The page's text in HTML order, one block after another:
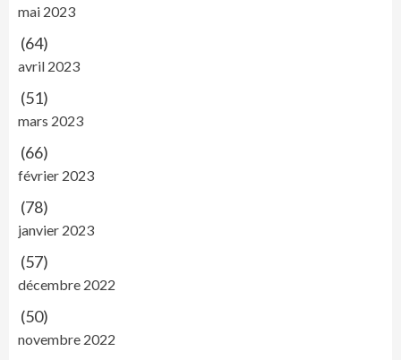
mai 2023
(64)
avril 2023
(51)
mars 2023
(66)
février 2023
(78)
janvier 2023
(57)
décembre 2022
(50)
novembre 2022